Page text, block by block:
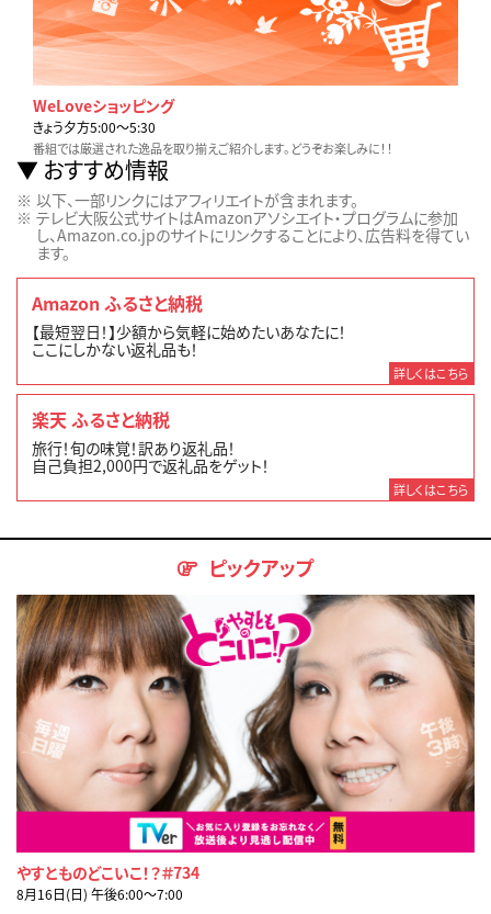
WeLoveショッピング
きょう夕方5:00〜5:30
番組では厳選された逸品を取り揃えご紹介します。どうぞお楽しみに！！
おすすめ情報
以下、一部リンクにはアフィリエイトが含まれます。
テレビ大阪公式サイトはAmazonアソシエイト・プログラムに参加
し、Amazon.co.jpのサイトにリンクすることにより、広告料を得てい
ます。
Amazon ふるさと納税
【最短翌日！】少額から気軽に始めたいあなたに！
ここにしかない返礼品も！
詳しくはこちら
楽天 ふるさと納税
旅行！旬の味覚！訳あり返礼品！
自己負担2,000円で返礼品をゲット！
詳しくはこちら
ピックアップ
やすとものどこいこ！？＃734
8月16日(日) 午後6:00〜7:00